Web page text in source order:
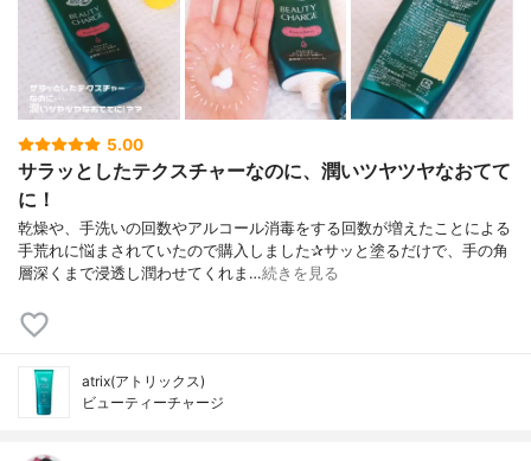
5.00
サラッとしたテクスチャーなのに、潤いツヤツヤなおてて
に！
乾燥や、手洗いの回数やアルコール消毒をする回数が増えたことによる
手荒れに悩まされていたので購入しました✰︎サッと塗るだけで、手の角
層深くまで浸透し潤わせてくれま…続きを見る
atrix(アトリックス)
ビューティーチャージ